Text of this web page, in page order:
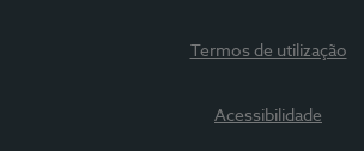
Termos de utilização
Acessibilidade